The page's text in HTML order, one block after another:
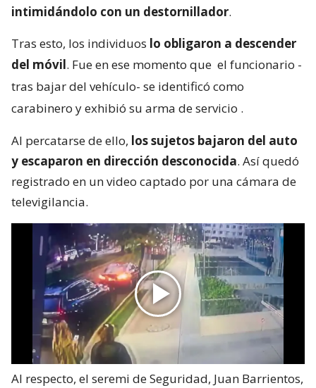
intimidándolo con un destornillador.
Tras esto, los individuos lo obligaron a descender
del móvil. Fue en ese momento que el funcionario -
tras bajar del vehículo- se identificó como
carabinero y exhibió su arma de servicio .
Al percatarse de ello, los sujetos bajaron del auto
y escaparon en dirección desconocida. Así quedó
registrado en un video captado por una cámara de
televigilancia.
Al respecto, el seremi de Seguridad, Juan Barrientos,